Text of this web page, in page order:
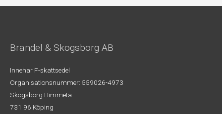
Brandel & Skogsborg AB
Innehar F-skattsedel
Organisationsnummer: 559026-4973
Skogsborg Himmeta
731 96 Köping